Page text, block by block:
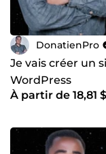
DonatienPro
Je vais créer un
WordPress
À partir de 18,81